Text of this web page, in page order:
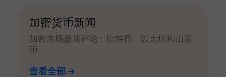
加密货币新闻
加密市场最新评论：比特币、以太坊和山寨
币
查看全部